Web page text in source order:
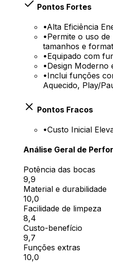
Pontos Fortes
•Alta Eficiência
•Permite o uso de
tamanhos e
•Equipado com
•Design Moderno
•Inclui funções
Aquecido, Play/
Pontos Fracos
•Custo Inicial
Análise Geral de
Potência das bocas
9,9
Material e durabilidade
10,0
Facilidade de limpeza
8,4
Custo-benefício
9,7
Funções extras
10,0